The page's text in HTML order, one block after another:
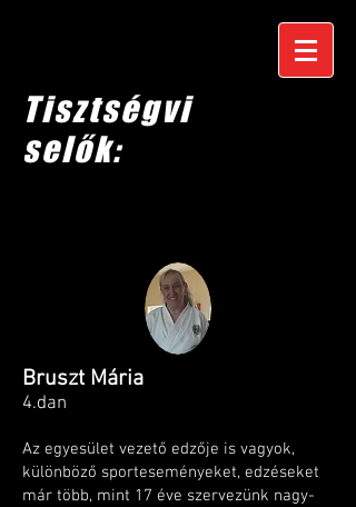
Tisztségvi
selők:
Bruszt Mária
4.dan
Az egyesület vezető edzője is vagyok,
különböző sporteseményeket, edzéseket
már több, mint 17 éve szervezünk nagy-